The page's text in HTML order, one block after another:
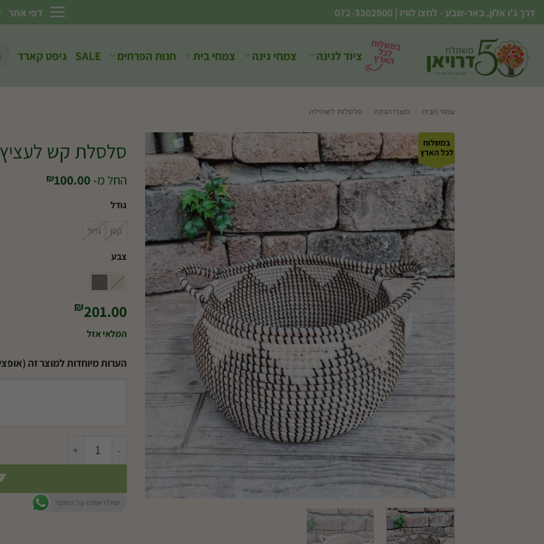
Skip
to
content
דרך ג'ו אלון, באר-שבע - לחצו לוויז |
072-3302900 דפי אתר
ציוד לגינה צמחי גינה צמחי בית חנות הפרחים SALE גיפט קארד
עמוד הבית מוצרי הגינה סלסלות לשתילה
במשלוח
לכל הארץ
סלסלת קש לעציץ DK14
החל מ- ₪100.00
גודל
קטן גדול
צבע
₪201.00
המלאי אזל
הערות מיוחדות למוצר זה
כמות של סלסלת קש לעציץ DK14
שאלו אותנו על המוצר